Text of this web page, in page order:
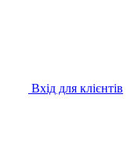
Вхід для клієнтів